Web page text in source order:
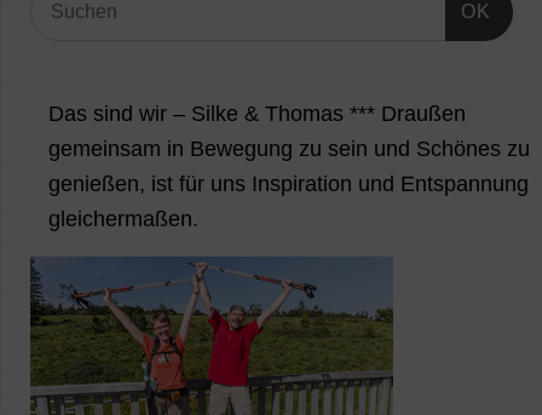
OK
Das sind wir – Silke & Thomas *** Draußen
gemeinsam in Bewegung zu sein und Schönes zu
genießen, ist für uns Inspiration und Entspannung
gleichermaßen.